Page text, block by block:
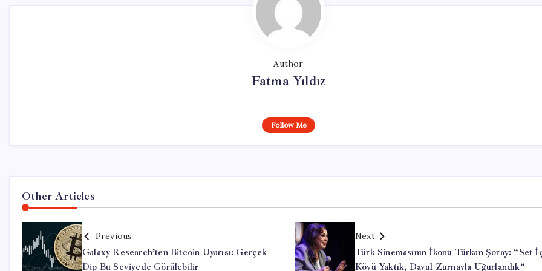
Author
Fatma Yıldız
Follow Me
Other Articles
Previous
Galaxy Research’ten Bitcoin Uyarısı: Gerçek
Dip Bu Seviyede Görülebilir
Next
Türk Sinemasının İkonu Türkan Şoray: “Set
Köyü Yaktık, Davul Zurnayla Uğurlandık”